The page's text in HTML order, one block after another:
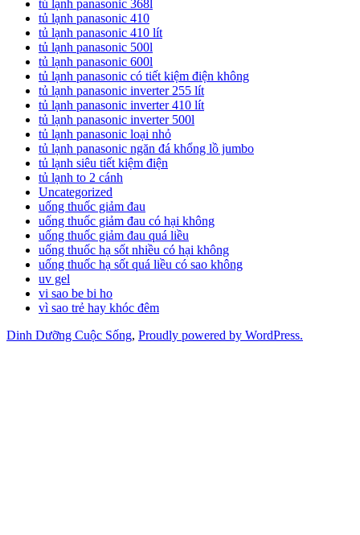
tủ lạnh panasonic 368l
tủ lạnh panasonic 410
tủ lạnh panasonic 410 lít
tủ lạnh panasonic 500l
tủ lạnh panasonic 600l
tủ lạnh panasonic có tiết kiệm điện không
tủ lạnh panasonic inverter 255 lít
tủ lạnh panasonic inverter 410 lít
tủ lạnh panasonic inverter 500l
tủ lạnh panasonic loại nhỏ
tủ lạnh panasonic ngăn đá khổng lồ jumbo
tủ lạnh siêu tiết kiệm điện
tủ lạnh to 2 cánh
Uncategorized
uống thuốc giảm đau
uống thuốc giảm đau có hại không
uống thuốc giảm đau quá liều
uống thuốc hạ sốt nhiều có hại không
uống thuốc hạ sốt quá liều có sao không
uv gel
vi sao be bi ho
vì sao trẻ hay khóc đêm
Dinh Dưỡng Cuộc Sống, Proudly powered by WordPress.